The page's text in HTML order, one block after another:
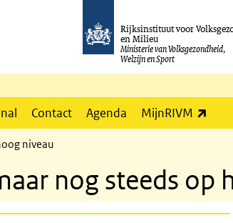
Rijksinstituut voor
en Milieu
Ministerie van Volksgezondheid,
Welzijn en Sport
Contact Agenda MijnRIVM
niveau
nog steeds op